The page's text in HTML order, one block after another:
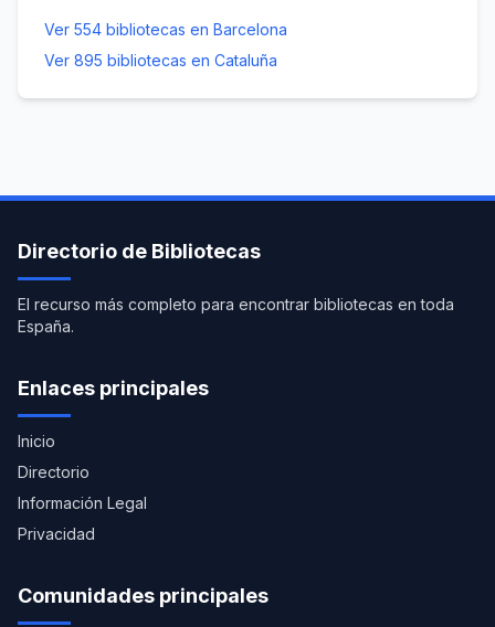
Ver 554 bibliotecas en Barcelona
Ver 895 bibliotecas en Cataluña
Directorio de Bibliotecas
El recurso más completo para encontrar bibliotecas en toda
España.
Enlaces principales
Inicio
Directorio
Información Legal
Privacidad
Comunidades principales